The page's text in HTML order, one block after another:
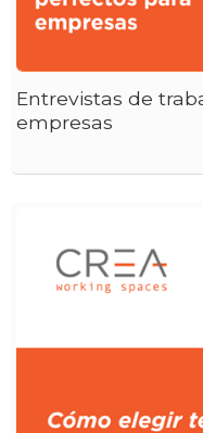
Entrevistas de
empresas